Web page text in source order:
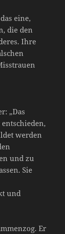
eine,
die den
Ihre
„Das
werden
und zu
Sie
und
Er